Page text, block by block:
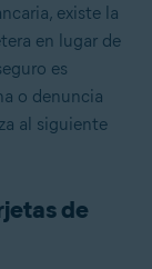
existe la
en lugar de
es
o denuncia
al siguiente
de